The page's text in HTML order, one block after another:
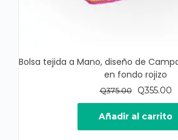
Bolsa tejida a Mano, diseño de
en fondo rojizo
Q375.00
El
precio
original
era:
Q355.00El
Añadir al carrito